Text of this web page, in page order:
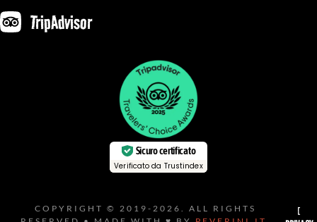
TripAdvisor
Sicuro certificato
Verificato da Trustindex
COPYRIGHT © 2019-2026. ALL RIGHTS
[